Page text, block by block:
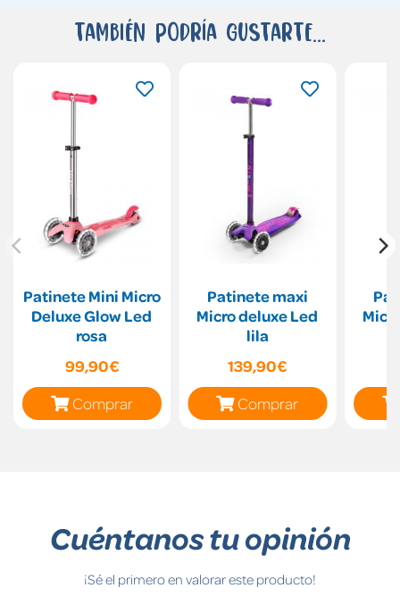
También podría gustarte...
Patinete Mini Micro
Deluxe Glow Led
rosa
99,90€
Comprar
Patinete maxi
Micro deluxe Led
lila
139,90€
Comprar
Cuéntanos tu opinión
¡Sé el primero en valorar este producto!